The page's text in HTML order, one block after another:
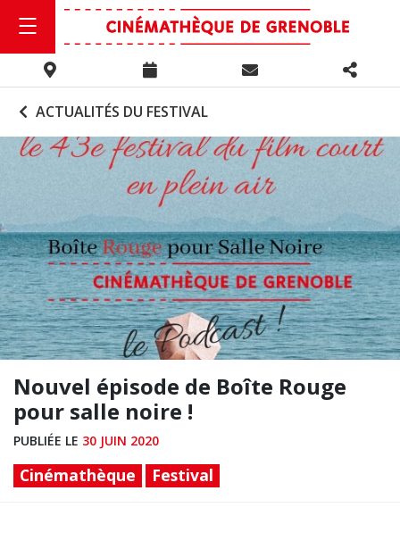
ACTUALITÉS DU FESTIVAL
Nouvel épisode de Boîte Rouge
pour salle noire !
PUBLIÉE LE 30 JUIN 2020
Cinémathèque Festival